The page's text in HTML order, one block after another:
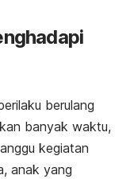
berulang
banyak waktu,
kegiatan
anak yang